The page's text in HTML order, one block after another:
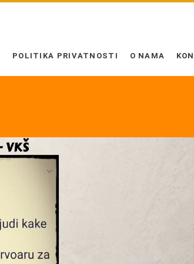
POLITIKA PRIVATNOSTI O NAMA